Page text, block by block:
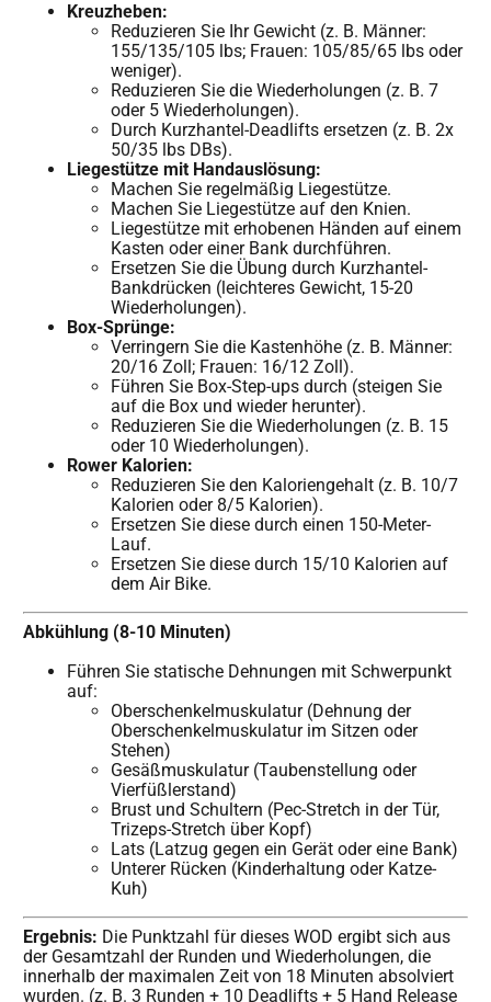
Kreuzheben:
Reduzieren Sie Ihr Gewicht (z. B. Männer:
155/135/105 lbs; Frauen: 105/85/65 lbs oder
weniger).
Reduzieren Sie die Wiederholungen (z. B. 7
oder 5 Wiederholungen).
Durch Kurzhantel-Deadlifts ersetzen (z. B. 2x
50/35 lbs DBs).
Liegestütze mit Handauslösung:
Machen Sie regelmäßig Liegestütze.
Machen Sie Liegestütze auf den Knien.
Liegestütze mit erhobenen Händen auf einem
Kasten oder einer Bank durchführen.
Ersetzen Sie die Übung durch Kurzhantel-
Bankdrücken (leichteres Gewicht, 15-20
Wiederholungen).
Box-Sprünge:
Verringern Sie die Kastenhöhe (z. B. Männer:
20/16 Zoll; Frauen: 16/12 Zoll).
Führen Sie Box-Step-ups durch (steigen Sie
auf die Box und wieder herunter).
Reduzieren Sie die Wiederholungen (z. B. 15
oder 10 Wiederholungen).
Rower Kalorien:
Reduzieren Sie den Kaloriengehalt (z. B. 10/7
Kalorien oder 8/5 Kalorien).
Ersetzen Sie diese durch einen 150-Meter-
Lauf.
Ersetzen Sie diese durch 15/10 Kalorien auf
dem Air Bike.
Abkühlung (8-10 Minuten)
Führen Sie statische Dehnungen mit Schwerpunkt
auf:
Oberschenkelmuskulatur (Dehnung der
Oberschenkelmuskulatur im Sitzen oder
Stehen)
Gesäßmuskulatur (Taubenstellung oder
Vierfüßlerstand)
Brust und Schultern (Pec-Stretch in der Tür,
Trizeps-Stretch über Kopf)
Lats (Latzug gegen ein Gerät oder eine Bank)
Unterer Rücken (Kinderhaltung oder Katze-
Kuh)
Ergebnis: Die Punktzahl für dieses WOD ergibt sich aus
der Gesamtzahl der Runden und Wiederholungen, die
innerhalb der maximalen Zeit von 18 Minuten absolviert
wurden. (z. B. 3 Runden + 10 Deadlifts + 5 Hand Release